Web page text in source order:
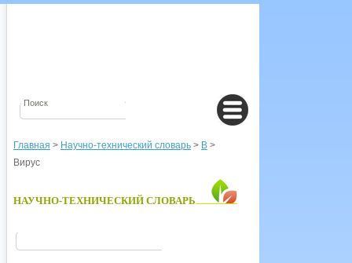
Главная > Научно-технический словарь > В >
Вирус
НАУЧНО-ТЕХНИЧЕСКИЙ СЛОВАРЬ